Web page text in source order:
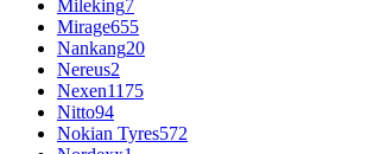
Mileking7
Mirage655
Nankang20
Nereus2
Nexen1175
Nitto94
Nokian Tyres572